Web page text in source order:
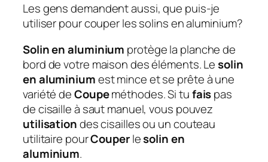
Les gens demandent aussi, que puis-je
utiliser pour couper les solins en aluminium?
Solin en aluminium protège la planche de
bord de votre maison des éléments. Lesolin
en aluminiumest mince et se prête à une
variété deCoupeméthodes. Si tufaispas
de cisaille à saut manuel, vous pouvez
utilisationdes cisailles ou un couteau
utilitaire pourCouperlesolin en
aluminium.